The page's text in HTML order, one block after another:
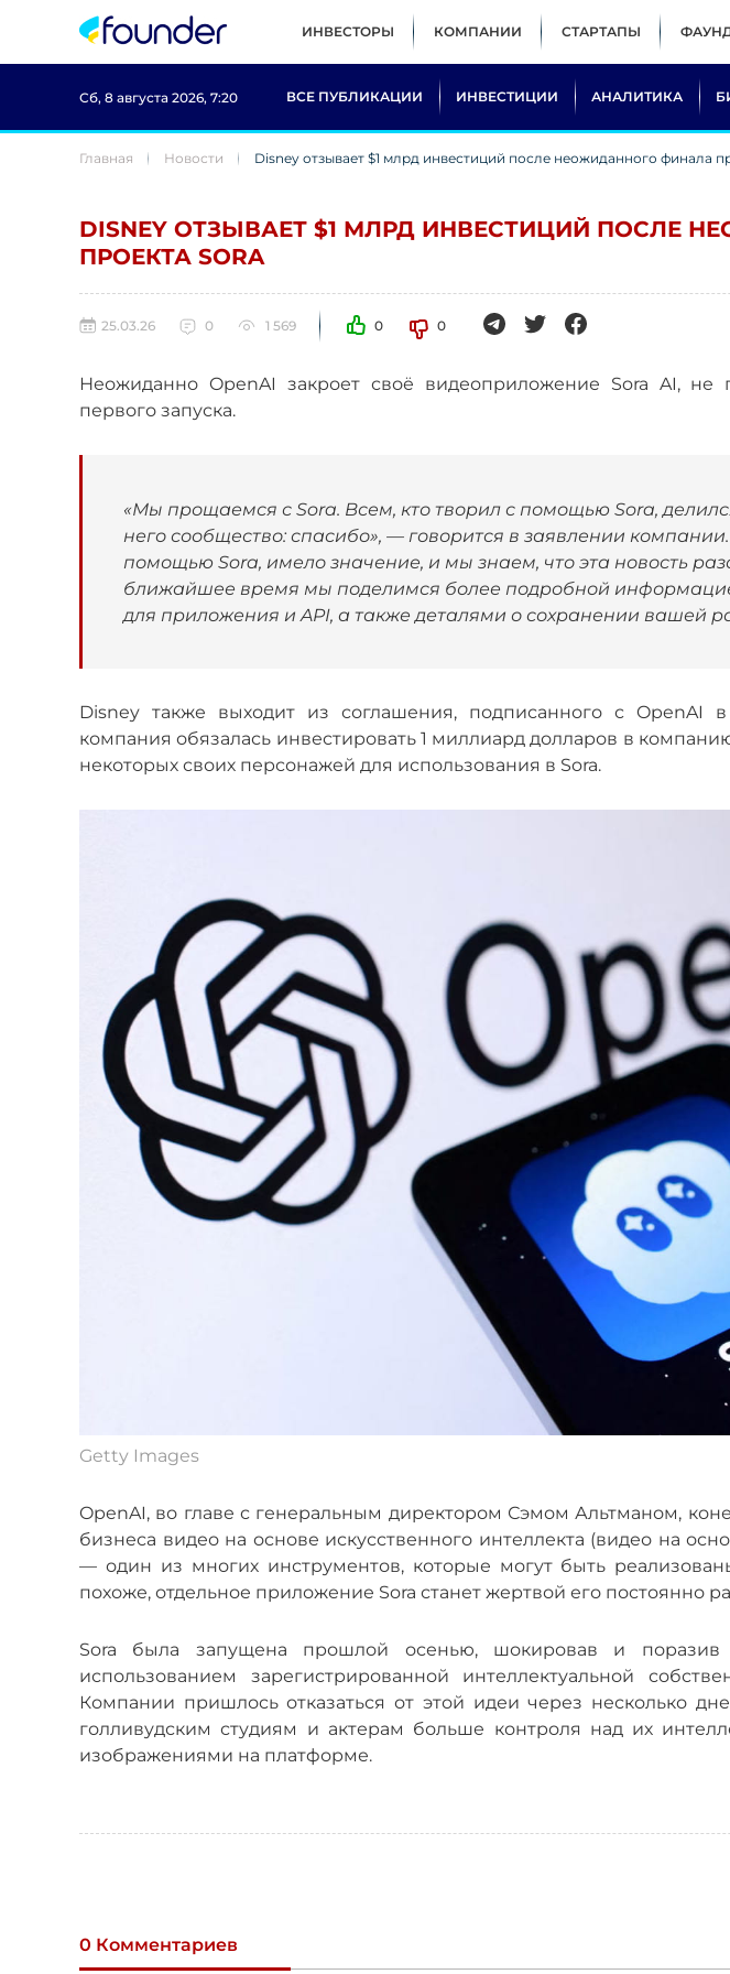
ИНВЕСТОРЫ КОМПАНИИ СТАРТАПЫ
Сб, 8 августа 2026, 7:20 ВСЕ ПУБЛИКАЦИИ ИНВЕСТИЦИИ АНАЛИТИКА
Главная Новости Disney отзывает $1 млрд инвестиций после неожиданного финала
DISNEY ОТЗЫВАЕТ $1 МЛРД ИНВЕСТИЦИЙ ПОСЛЕ
ПРОЕКТА SORA
25.03.26 0 1 569 0 0
Неожиданно OpenAI закроет своё видеоприложение Sora AI, не
первого запуска.
«Мы прощаемся с Sora. Всем, кто творил с помощью Sora,
него сообщество: спасибо», — говорится в заявлении компании.
помощью Sora, имело значение, и мы знаем, что эта новость
ближайшее время мы поделимся более подробной
для приложения и API, а также деталями о сохранении вашей
Disney также выходит из соглашения, подписанного с OpenAI
компания обязалась инвестировать 1 миллиард долларов в
некоторых своих персонажей для использования в Sora.
Getty Images
OpenAI, во главе с генеральным директором Сэмом Альтманом,
бизнеса видео на основе искусственного интеллекта (видео на
— один из многих инструментов, которые могут быть
похоже, отдельное приложение Sora станет жертвой его постоянно
Sora была запущена прошлой осенью, шокировав и поразив
использованием зарегистрированной интеллектуальной
Компании пришлось отказаться от этой идеи через несколько
голливудским студиям и актерам больше контроля над их
изображениями на платформе.
0 Комментариев